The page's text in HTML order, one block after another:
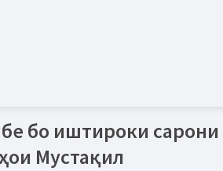
бо иштироки сарони
Мустақил